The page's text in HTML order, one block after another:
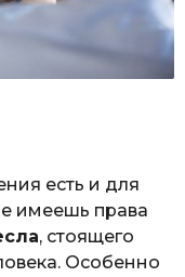
есть и для
имеешь права
, стоящего
Особенно